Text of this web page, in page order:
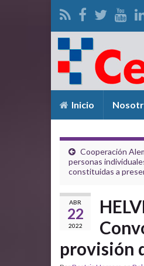
Inicio
Cooperación
personas
constituidas a
ABR
22
2022
provisión